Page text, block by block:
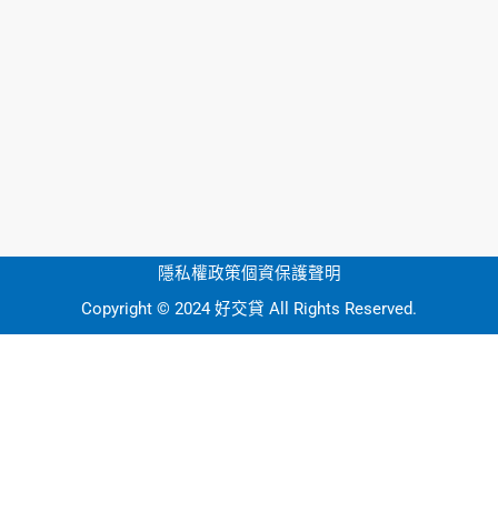
隱私權政策個資保護聲明
Copyright © 2024 好交貸 All Rights Reserved.